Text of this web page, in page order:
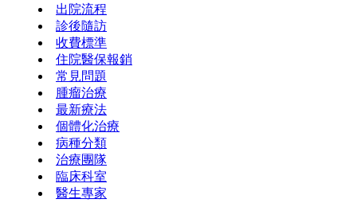
出院流程
診後隨訪
收費標準
住院醫保報銷
常見問題
腫瘤治療
最新療法
個體化治療
病種分類
治療團隊
臨床科室
醫生專家